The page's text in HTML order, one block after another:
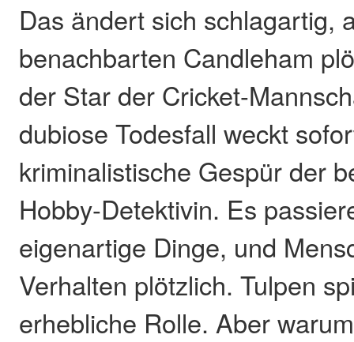
Das ändert sich schlagartig,
benachbarten Candleham
der Star der Cricket-
dubiose Todesfall weckt
kriminalistische Gespür der
Hobby-Detektivin. Es
eigenartige Dinge, und
Verhalten plötzlich. Tulpen
erhebliche Rolle. Aber